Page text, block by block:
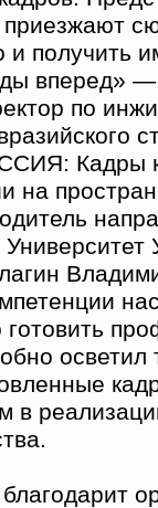
и получить
вперед» —
по
Кадры
на
осветил
в